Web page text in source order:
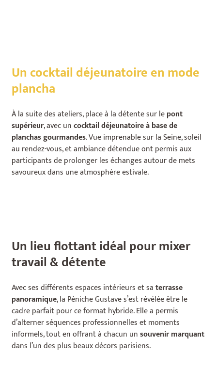
Un cocktail déjeunatoire en mode
plancha
À la suite des ateliers, place à la détente sur lepont
supérieur, avec uncocktail déjeunatoire à base de
planchas gourmandes. Vue imprenable sur la Seine, soleil
au rendez-vous, et ambiance détendue ont permis aux
participants de prolonger les échanges autour de mets
savoureux dans une atmosphère estivale.
Un lieu flottant idéal pour mixer
travail & détente
Avec ses différents espaces intérieurs et saterrasse
panoramique, la Péniche Gustave s’est révélée être le
cadre parfait pour ce format hybride. Elle a permis
d’alterner séquences professionnelles et moments
informels, tout en offrant à chacun unsouvenir marquant
dans l’un des plus beaux décors parisiens.